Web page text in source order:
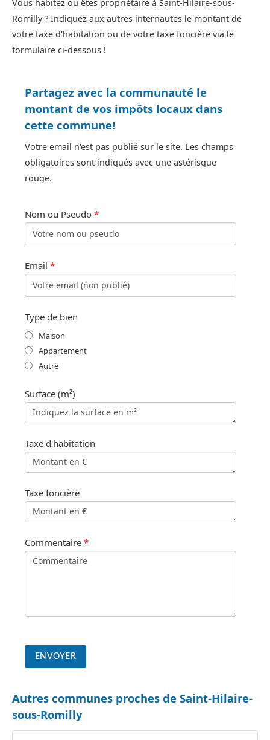
Vous habitez ou êtes propriétaire à Saint-Hilaire-sous-
Romilly ? Indiquez aux autres internautes le montant de
votre taxe d'habitation ou de votre taxe foncière via le
formulaire ci-dessous !
Partagez avec la communauté le
montant de vos impôts locaux dans
cette commune!
Votre email n'est pas publié sur le site. Les champs
obligatoires sont indiqués avec une astérisque
rouge.
Nom ou Pseudo *
Email *
Type de bien
Maison
Appartement
Autre
Surface (m²)
Taxe d'habitation
Taxe foncière
Commentaire *
Autres communes proches de Saint-Hilaire-
sous-Romilly